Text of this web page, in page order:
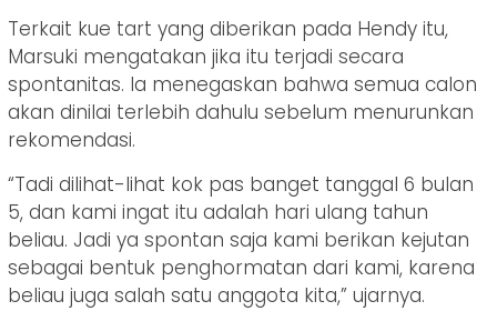
Terkait kue tart yang diberikan pada Hendy itu,
Marsuki mengatakan jika itu terjadi secara
spontanitas. Ia menegaskan bahwa semua calon
akan dinilai terlebih dahulu sebelum menurunkan
rekomendasi.
“Tadi dilihat-lihat kok pas banget tanggal 6 bulan
5, dan kami ingat itu adalah hari ulang tahun
beliau. Jadi ya spontan saja kami berikan kejutan
sebagai bentuk penghormatan dari kami, karena
beliau juga salah satu anggota kita,” ujarnya.